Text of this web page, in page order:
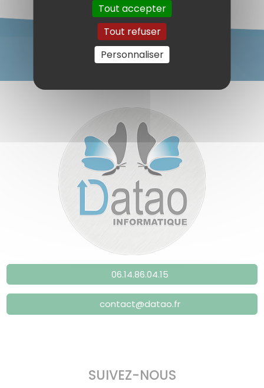
06.14.86.04.15
contact@datao.fr
SUIVEZ-NOUS
Tout accepter
Tout refuser
Personnaliser